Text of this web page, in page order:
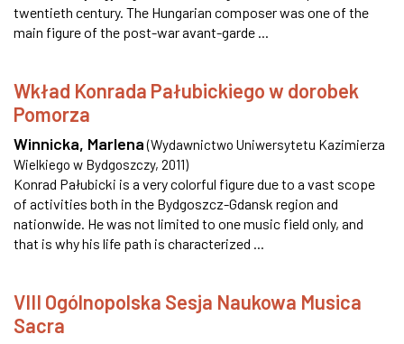
twentieth century. The Hungarian composer was one of the
main figure of the post-war avant-garde ...
Wkład Konrada Pałubickiego w dorobek
Pomorza
Winnicka, Marlena (Wydawnictwo Uniwersytetu Kazimierza
Wielkiego w Bydgoszczy, 2011)
Konrad Pałubicki is a very colorful figure due to a vast scope
of activities both in the Bydgoszcz-Gdansk region and
nationwide. He was not limited to one music field only, and
that is why his life path is characterized ...
VIII Ogólnopolska Sesja Naukowa Musica
Sacra